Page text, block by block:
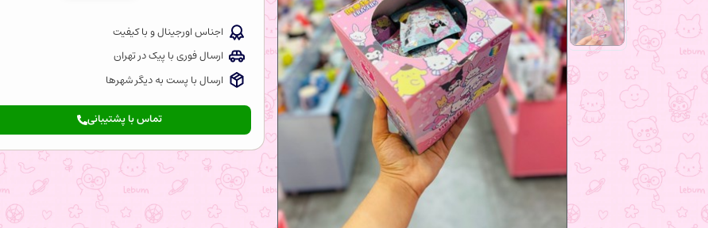
اجناس اورجینال و با کیفیت
ارسال فوری با پیک در تهران
ارسال با پست به دیگر شهرها
تماس با پشتیبانی